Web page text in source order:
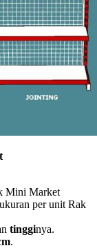
Mini Market
per unit Rak
tingginya.
.